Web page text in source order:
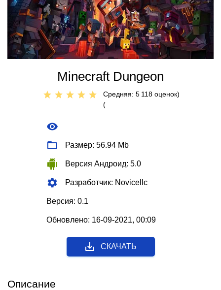
Minecraft Dungeon
Средняя: 5
(
118 оценок)
Размер: 56.94 Mb
Версия Андроид: 5.0
Разработчик: Novicellc
Версия: 0.1
Обновлено: 16-09-2021, 00:09
СКАЧАТЬ
Описание